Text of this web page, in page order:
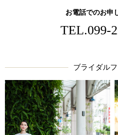
お電話でのお申
TEL.099-
ブライダル